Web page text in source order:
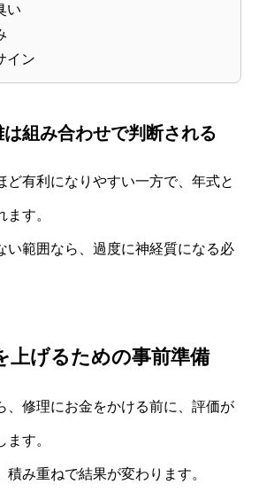
い
イン
組み合わせで判断される
ど有利になりやすい一方で、年式と
す。
い範囲なら、過度に神経質になる必
上げるための事前準備
、修理にお金をかける前に、評価が
ます。
み重ねで結果が変わります。